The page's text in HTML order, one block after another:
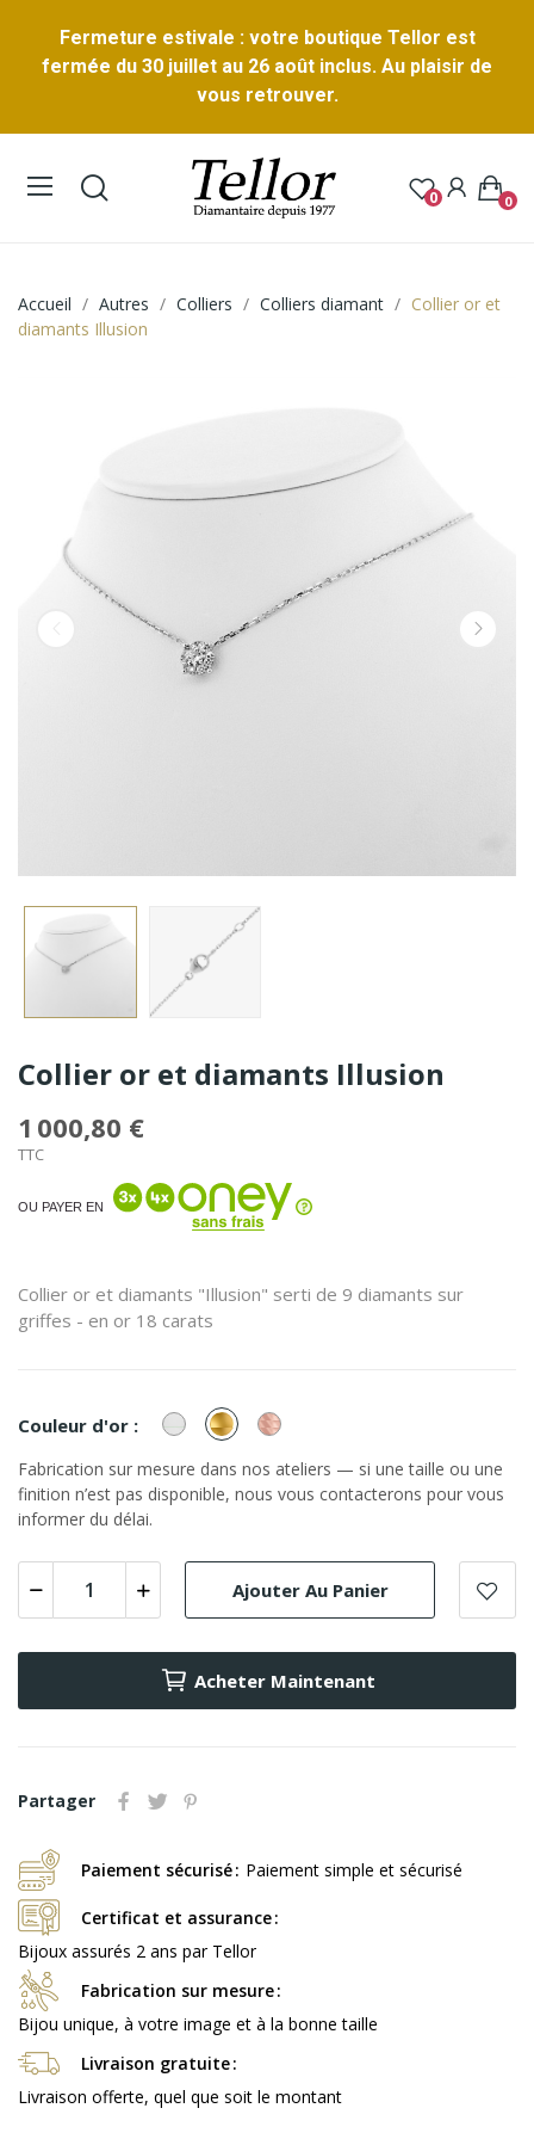
Fermeture estivale : votre boutique Tellor est
fermée du 30 juillet au 26 août inclus. Au plaisir de
vous retrouver.
0 0
Accueil Autres Colliers Colliers diamant
Collier or et
diamants Illusion
Collier or et diamants Illusion
1 000,80 €
TTC
OU PAYER EN
Collier or et diamants "Illusion" serti de 9 diamants sur
griffes - en or 18 carats
Couleur d'or : or
Blanc
or
Jaune
or
Rose
Fabrication sur mesure dans nos ateliers — si une taille ou une
finition n’est pas disponible, nous vous contacterons pour vous
informer du délai.
Ajouter Au Panier
Acheter Maintenant
Partager
Paiement sécurisé Paiement simple et sécurisé
Certificat et assurance
Bijoux assurés 2 ans par Tellor
Fabrication sur mesure
Bijou unique, à votre image et à la bonne taille
Livraison gratuite
Livraison offerte, quel que soit le montant